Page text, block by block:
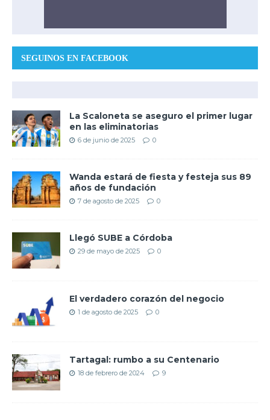
SEGUINOS EN FACEBOOK
La Scaloneta se aseguro el primer lugar
en las eliminatorias
6 de junio de 2025 0
Wanda estará de fiesta y festeja sus 89
años de fundación
7 de agosto de 2025 0
Llegó SUBE a Córdoba
29 de mayo de 2025 0
El verdadero corazón del negocio
1 de agosto de 2025 0
Tartagal: rumbo a su Centenario
18 de febrero de 2024 9